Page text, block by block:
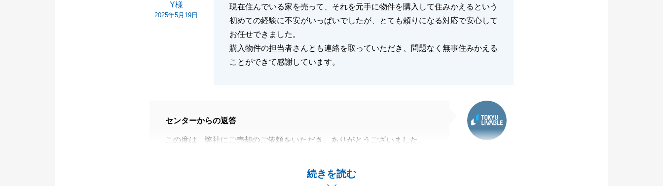
Y様
2025年5月19日
現在住んでいる家を売って、それを元手に物件を購入して住みかえるという
初めての経験に不安がいっぱいでしたが、とても頼りになる対応で安心して
お任せできました。
購入物件の担当者さんとも連絡を取っていただき、問題なく無事住みかえる
ことができて感謝しています。
続きを読む
センターからの返答
この度は、弊社にご売却のご依頼をいただき、ありがとうございました。
また、ご不安な点があれば、何でもご相談いただけたような関係性を作って